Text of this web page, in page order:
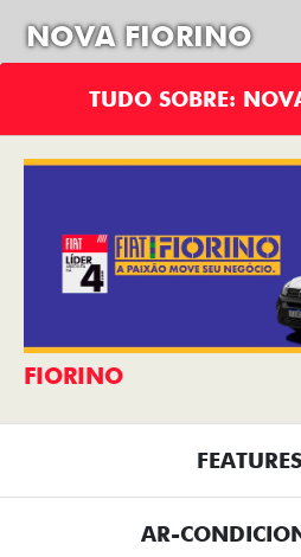
NOVA FIORINO
TUDO SOBRE:
FIORINO
FEATURES
AR-